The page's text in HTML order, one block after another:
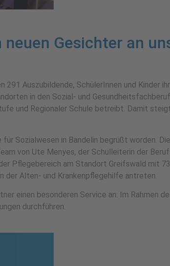
Gesichter an
Auszubildende, SchülerInnen und Kinder
in den Sozial- und
und Regionaler Schule betreibt. Damit
Sozialwesen in Bandelin begrüßt worden.
von Ute Menyes, der Schulleiterin der
Pflegebereich am Standort Greifswald mit
der Alten- und Kranken­pflegehilfe antreten.
einen besonderen Service an: Im Rahmen
durchführen.